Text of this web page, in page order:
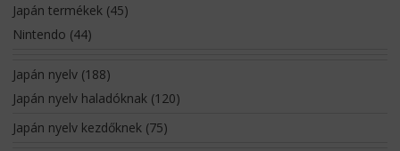
Japán termékek(45)
Nintendo (44)
Japán nyelv(188)
Japán nyelv haladóknak(120)
Japán nyelv kezdőknek(75)